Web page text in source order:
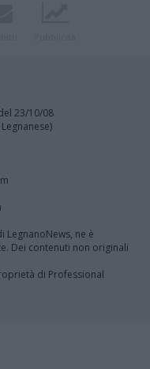
23/10/08
ne è
Dei contenuti non originali
di Professional